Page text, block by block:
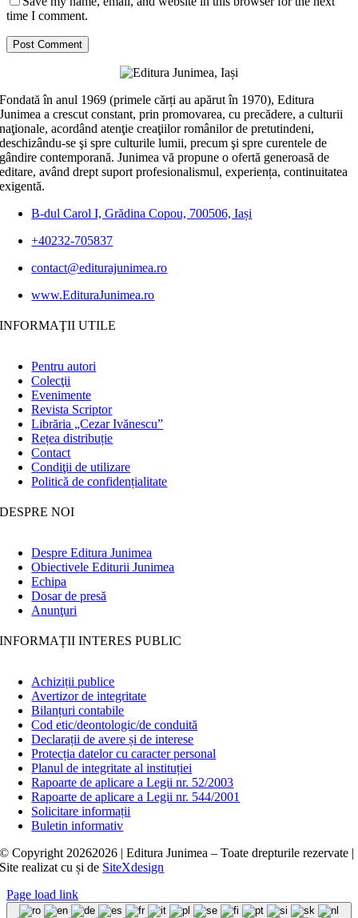
time I comment.
Fondată în anul 1969 (primele cărți au apărut în 1970), Editura
Junimea a crescut constant, prin promovarea, cu precădere, a culturii
naţionale, acordând atenţie creaţiilor românilor de pretutindeni,
deschizându-se şi spre culturile lumii, precum şi spre curentele de
gândire contemporană. Junimea vă propune o ofertă generoasă de
editare, având drept suport profesionalismul, experiența, continuitatea
exigentă.
B-dul Carol I, Grădina Copou, 700506, Iași
+40232-705837
contact@editurajunimea.ro
www.EdituraJunimea.ro
INFORMAŢII UTILE
Pentru autori
Colecţii
Evenimente
Revista Scriptor
Librăria „Cezar Ivănescu”
Rețea distribuție
Contact
Condiţii de utilizare
Politică de confidențialitate
DESPRE NOI
Despre Editura Junimea
Obiectivele Editurii Junimea
Echipa
Dosar de presă
Anunţuri
INFORMAȚII INTERES PUBLIC
Achiziții publice
Avertizor de integritate
Bilanțuri contabile
Cod etic/deontologic/de conduită
Declarații de avere și de interese
Protecția datelor cu caracter personal
Planul de integritate al instituției
Rapoarte de aplicare a Legii nr. 52/2003
Rapoarte de aplicare a Legii nr. 544/2001
Solicitare informații
Buletin informativ
© Copyright 20262026 | Editura Junimea – Toate drepturile rezervate |
Site realizat cușide SiteXdesign
Page load link